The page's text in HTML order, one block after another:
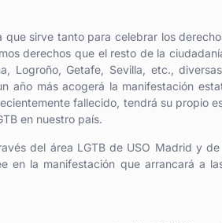
sirve tanto para celebrar los
derechos que el resto de la
Logroño, Getafe, Sevilla, etc.,
año más acogerá la manifestación
fallecido, tendrá su propio
en nuestro país.
del área LGTB de USO Madrid y
en la manifestación que arrancará a